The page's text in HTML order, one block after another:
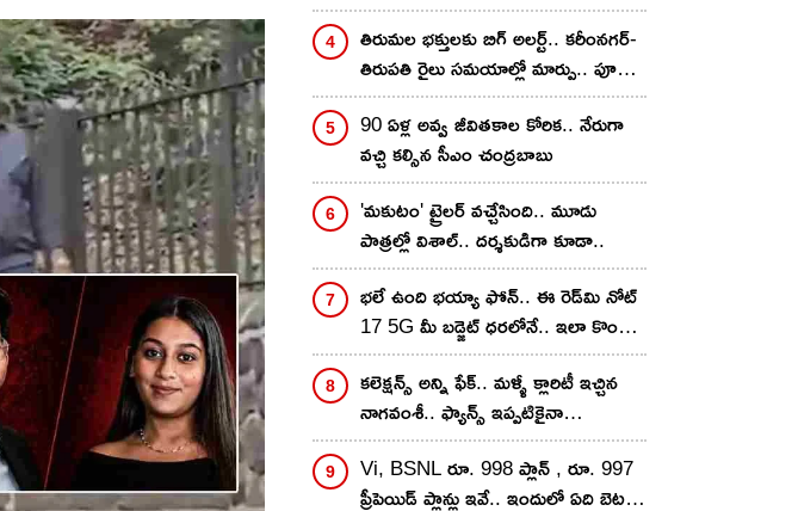
నాగవంశీ కామెంట్స్..
తిరుమల భక్తులకు బిగ్ అలర్ట్.. కరీంనగర్-
తిరుపతి రైలు సమయాల్లో మార్పు.. పూర్తి
డీటెయిల్స్ ఇవే
90 ఏళ్ల అవ్వ జీవితకాల కోరిక.. నేరుగా
వచ్చి కల్సిన సీఎం చంద్రబాబు
'మకుటం' ట్రైలర్ వచ్చేసింది.. మూడు
పాత్రల్లో విశాల్.. దర్శకుడిగా కూడా..
భలే ఉంది భయ్యా ఫోన్.. ఈ రెడ్‌మి నోట్
17 5G మీ బడ్జెట్ ధరలోనే.. ఇలా కొంటే
ఇంకా తక్కువకే..!
కలెక్షన్స్ అన్ని ఫేక్.. మళ్ళీ క్లారిటీ ఇచ్చిన
నాగవంశీ.. ఫ్యాన్స్ ఇప్పటికైనా
గొడవపడటం ఆపుతారా?
Vi, BSNL రూ. 998 ప్లాన్ , రూ. 997
ప్రీపెయిడ్ ప్లాన్లు ఇవే.. ఇందులో ఏది బెటర్?